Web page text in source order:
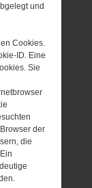
und
Cookies.
ID. Eine
Sie
der
die